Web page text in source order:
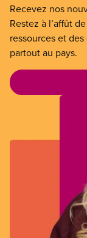
Recevez nos
Restez à l’affût
ressources et
partout au pays.